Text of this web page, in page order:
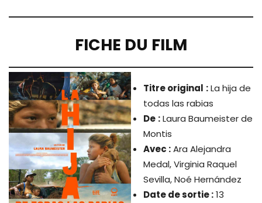
FICHE DU FILM
Titre original :La hija de
todas las rabias
De :Laura Baumeister de
Montis
Avec :Ara Alejandra
Medal, Virginia Raquel
Sevilla, Noé Hernández
Date de sortie :13